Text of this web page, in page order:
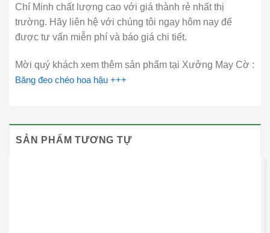
Chí Minh chất lượng cao với giá thành rẻ nhất thị
trường. Hãy liên hệ với chúng tôi ngay hôm nay để
được tư vấn miễn phí và báo giá chi tiết.
Mời quý khách xem thêm sản phẩm tại Xưởng May Cờ :
Băng đeo chéo hoa hậu +++
SẢN PHẨM TƯƠNG TỰ